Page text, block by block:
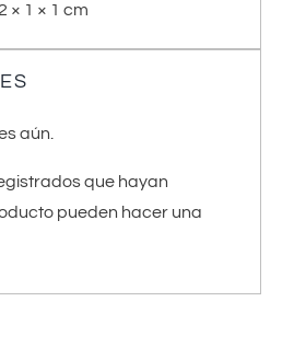
× 1 × 1 cm
aún.
que hayan
pueden hacer una